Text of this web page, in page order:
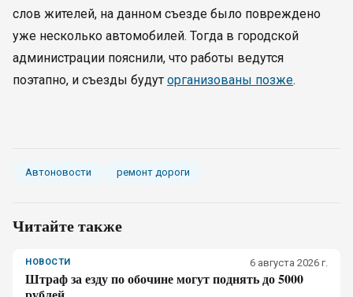
слов жителей, на данном съезде было повреждено
уже несколько автомобилей. Тогда в городской
администрации пояснили, что работы ведутся
поэтапно, и съезды будут организованы позже.
Автоновости ремонт дороги
Читайте также
НОВОСТИ 6 августа 2026 г.
Штраф за езду по обочине могут поднять до 5000